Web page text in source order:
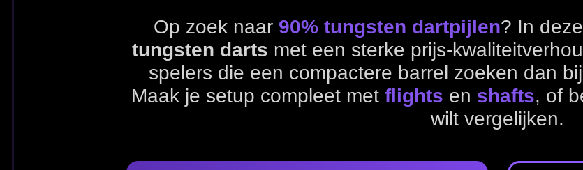
Bekijk 90% tungsten dartpijlen Alle dartpijlen